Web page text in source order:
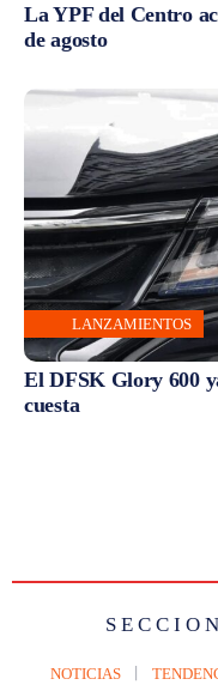
La YPF del Centro
de agosto
LANZAMIENTOS
El DFSK Glory 600
cuesta
NOTICIAS